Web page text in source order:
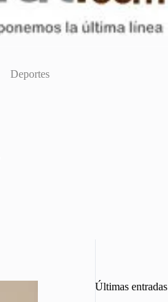
Deportes
Últimas entradas